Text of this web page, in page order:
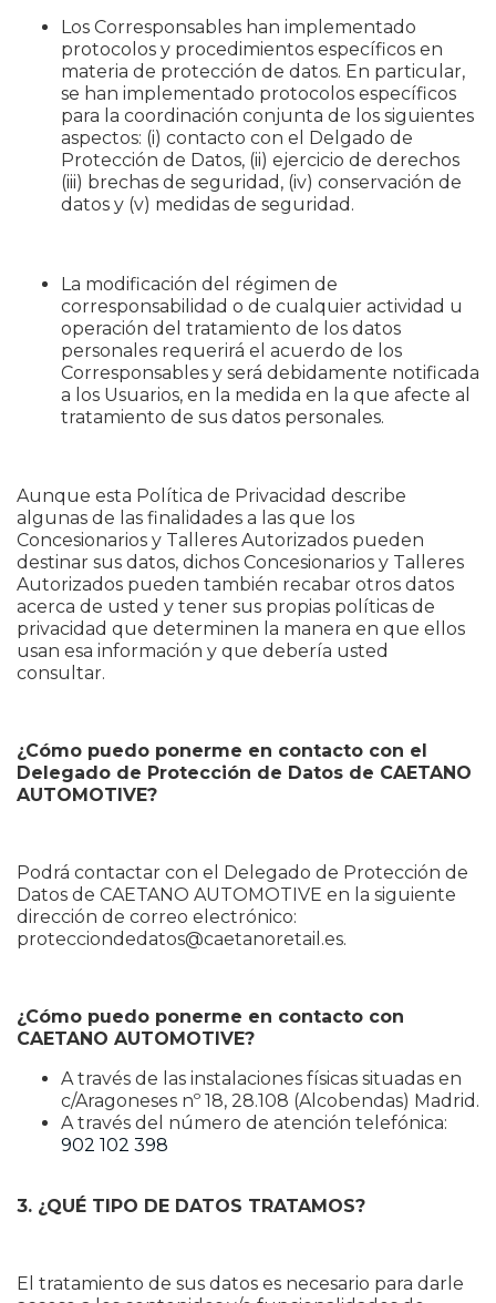
Los Corresponsables han implementado
protocolos y procedimientos específicos en
materia de protección de datos. En particular,
se han implementado protocolos específicos
para la coordinación conjunta de los siguientes
aspectos: (i) contacto con el Delgado de
Protección de Datos, (ii) ejercicio de derechos
(iii) brechas de seguridad, (iv) conservación de
datos y (v) medidas de seguridad.
La modificación del régimen de
corresponsabilidad o de cualquier actividad u
operación del tratamiento de los datos
personales requerirá el acuerdo de los
Corresponsables y será debidamente notificada
a los Usuarios, en la medida en la que afecte al
tratamiento de sus datos personales.
Aunque esta Política de Privacidad describe
algunas de las finalidades a las que los
Concesionarios y Talleres Autorizados pueden
destinar sus datos, dichos Concesionarios y Talleres
Autorizados pueden también recabar otros datos
acerca de usted y tener sus propias políticas de
privacidad que determinen la manera en que ellos
usan esa información y que debería usted
consultar.
¿Cómo puedo ponerme en contacto con el
Delegado de Protección de Datos de CAETANO
AUTOMOTIVE?
Podrá contactar con el Delegado de Protección de
Datos de CAETANO AUTOMOTIVE en la siguiente
dirección de correo electrónico:
protecciondedatos@caetanoretail.es.
¿Cómo puedo ponerme en contacto con
CAETANO AUTOMOTIVE?
A través de las instalaciones físicas situadas en
c/Aragoneses nº 18, 28.108 (Alcobendas) Madrid.
A través del número de atención telefónica:
902 102 398
3. ¿QUÉ TIPO DE DATOS TRATAMOS?
El tratamiento de sus datos es necesario para darle